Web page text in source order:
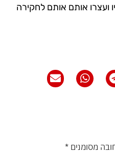
בשנות ה-20 לחייו ועצרו אותם אותם לחקירה
מסומנים *